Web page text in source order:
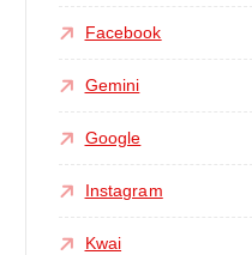
Facebook
Gemini
Google
Instagram
Kwai